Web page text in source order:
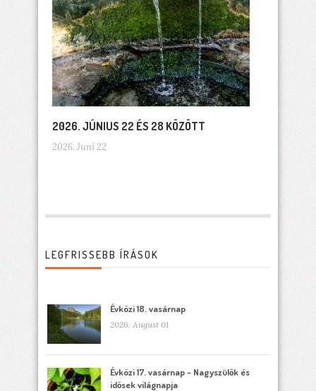
2026. JÚNIUS 22 ÉS 28 KÖZÖTT
2026. Juni 22
LEGFRISSEBB ÍRÁSOK
Évközi 18. vasárnap
2026. August 01
Évközi 17. vasárnap – Nagyszülők és
idősek világnapja